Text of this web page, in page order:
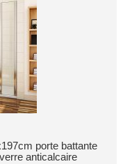
porte battante
anticalcaire